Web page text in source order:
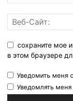
сохраните мое
в этом браузере
Уведомить меня
Уведомлять меня